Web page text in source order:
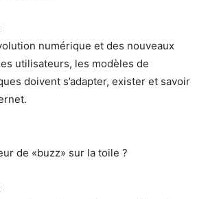
numérique et des nouveaux
utilisateurs, les modèles de
doivent s’adapter, exister et savoir
de «buzz» sur la toile ?